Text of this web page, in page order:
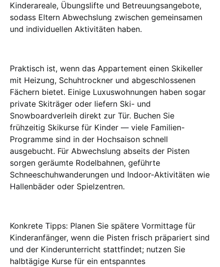
Kinderareale, Übungslifte und Betreuungsangebote,
sodass Eltern Abwechslung zwischen gemeinsamen
und individuellen Aktivitäten haben.
Praktisch ist, wenn das Appartement einen Skikeller
mit Heizung, Schuhtrockner und abgeschlossenen
Fächern bietet. Einige Luxuswohnungen haben sogar
private Skiträger oder liefern Ski- und
Snowboardverleih direkt zur Tür. Buchen Sie
frühzeitig Skikurse für Kinder — viele Familien-
Programme sind in der Hochsaison schnell
ausgebucht. Für Abwechslung abseits der Pisten
sorgen geräumte Rodelbahnen, geführte
Schneeschuhwanderungen und Indoor-Aktivitäten wie
Hallenbäder oder Spielzentren.
Konkrete Tipps: Planen Sie spätere Vormittage für
Kinderanfänger, wenn die Pisten frisch präpariert sind
und der Kinderunterricht stattfindet; nutzen Sie
halbtägige Kurse für ein entspanntes